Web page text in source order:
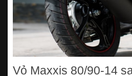
Vỏ Maxxis 80/90-14